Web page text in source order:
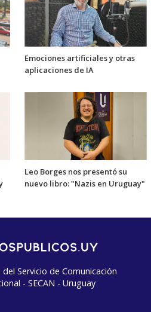
Emociones artificiales y otras
aplicaciones de IA
Leo Borges nos presentó su
nuevo libro: "Nazis en Uruguay"
Servicio de Comunicación
- SECAN - Uruguay